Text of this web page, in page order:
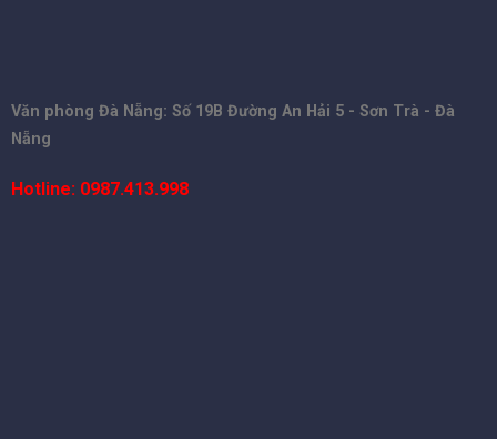
Văn phòng Đà Nẵng: Số 19B Đường An Hải 5 - Sơn Trà - Đà
Nẵng
Hotline: 0987.413.998